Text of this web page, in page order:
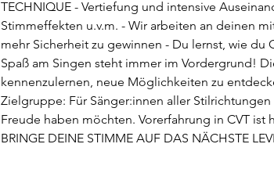
TECHNIQUE - Vertiefung und intensive
Stimmeffekten u.v.m. - Wir arbeiten an deinen
mehr Sicherheit zu gewinnen - Du lernst, wie du
Spaß am Singen steht immer im Vordergrund!
kennenzulernen, neue Möglichkeiten zu
Zielgruppe: Für Sänger:innen aller
Freude haben möchten. Vorerfahrung in CVT ist
BRINGE DEINE STIMME AUF DAS NÄCHSTE